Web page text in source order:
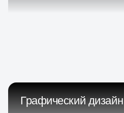
Графический дизайн